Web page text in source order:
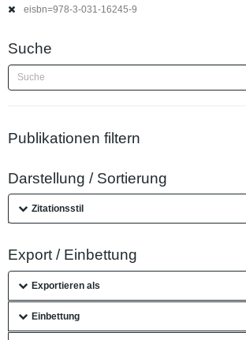
eisbn=978-3-031-16245-9
Suche
Publikationen filtern
Darstellung / Sortierung
Zitationsstil
Export / Einbettung
Exportieren als
Einbettung